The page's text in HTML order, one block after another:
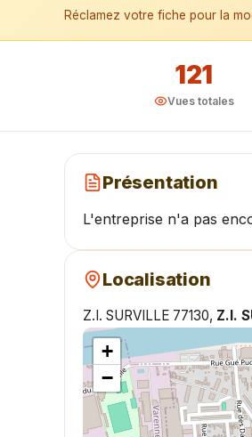
Réclamez votre fiche pour la
121
Vues totales
Présentation
L'entreprise n'a pas
Localisation
Z.I. SURVILLE 77130, Z.I.
+
−